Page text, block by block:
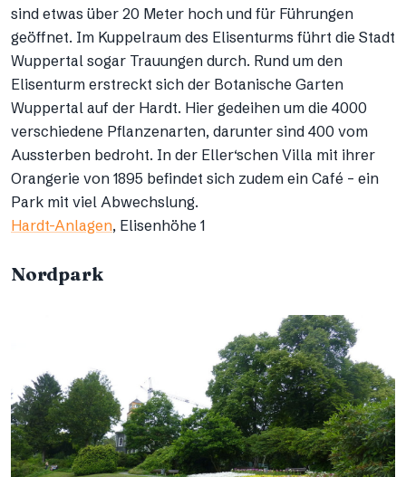
sind etwas über 20 Meter hoch und für Führungen
geöffnet. Im Kuppelraum des Elisenturms führt die Stadt
Wuppertal sogar Trauungen durch. Rund um den
Elisenturm erstreckt sich der Botanische Garten
Wuppertal auf der Hardt. Hier gedeihen um die 4000
verschiedene Pflanzenarten, darunter sind 400 vom
Aussterben bedroht. In der Eller‘schen Villa mit ihrer
Orangerie von 1895 befindet sich zudem ein Café – ein
Park mit viel Abwechslung.
Hardt-Anlagen, Elisenhöhe 1
Nordpark